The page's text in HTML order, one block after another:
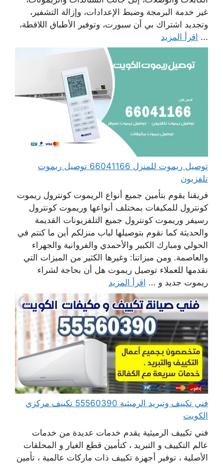
غير خدمة البرمجة وضبط الإعدادات، وإزالة التشفير،
وتجديد اشتراك بي أن سبورت، وتوفير الأطباق اللاقطة،
... اقرأ المزيد
توصيل ريموت للمنزل 66041166 توصيل ريموت
تلفزيون
فريقنا يقوم بتأمين جميع أنواع الريموت كونترول ريموت
كونترول للمكيفات بمختلف أنواعها وريموت كونترول
رسيفر وريموت كونترول جميع التلفزيونات القديمة
والحديثة كما نقوم بتوصيلها لباب منزلكم أين ما كنتم في
الحولي ومبارك الكبير والأحمدي والفروانية والجهراء
والعاصمة. ومن ميزاتنا: وغيرها الكثير من الميزات التي
نقدمها للعملاء توصيل ريموت هل أن بحاجة لشراء
ريموت جديد و ... اقرأ المزيد
فني تكييف وتبريد الرميثية 55560390 تكييف مركزي
الكويت
فني تكييف الرميثية يقدم خدمات عديدة من خدمات
عالم التكييف و التبريد ، كتأمين قطع الغيار و المحلقات
الأصلية ، توفير أجهزة تكييف ذات ماركات عالمية ، تأمين